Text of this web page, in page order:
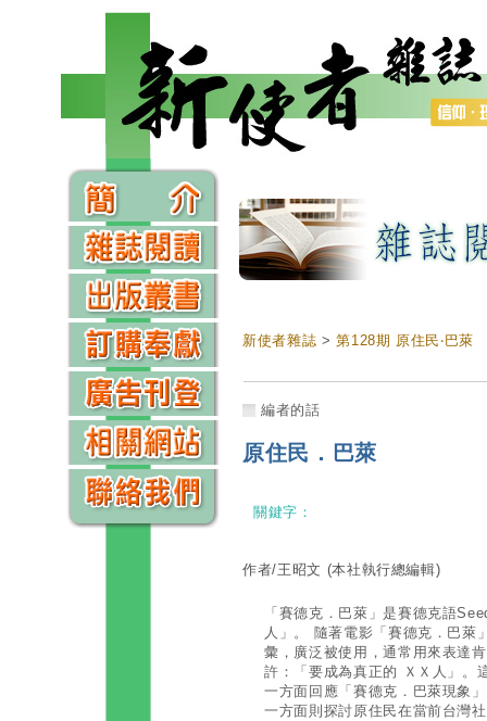
新使者雜誌 >第128期 原住民‧巴萊
編者的話
原住民．巴萊
關鍵字：
作者/王昭文 (本社執行總編輯)
「賽德克．巴萊」是賽德克語
人」。 隨著電影「賽德克．巴萊
彙，廣泛被使用，通常用來表達
許：「要成為真正的 ＸＸ人」。
一方面回應「賽德克．巴萊現象
一方面則探討原住民在當前台灣